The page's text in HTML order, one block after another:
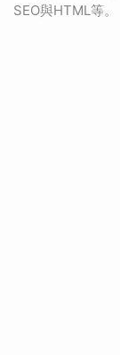
SEO與HTML等。